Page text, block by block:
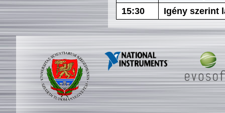
15:30
Igény szerint